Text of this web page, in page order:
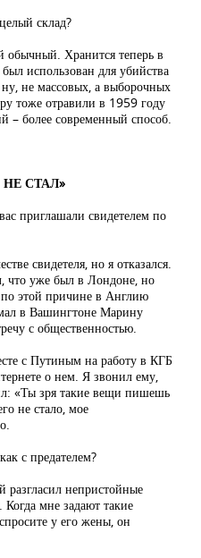
склад?
Хранится теперь в
использован для убийства
не массовых, а выборочных
тоже отравили в 1959 году
– более современный способ.
СТАЛ»
приглашали свидетелем по
свидетеля, но я отказался.
что уже был в Лондоне, но
этой причине в Англию
в Вашингтоне Марину
с общественностью.
с Путиным на работу в КГБ
о нем. Я звонил ему,
«Ты зря такие вещи пишешь
не стало, мое
с предателем?
разгласил непристойные
мне задают такие
у его жены, он